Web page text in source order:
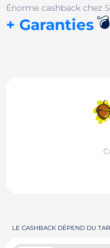
Énorme cashback chez
+ Garanties💣
LE CASHBACK DÉPEND DU